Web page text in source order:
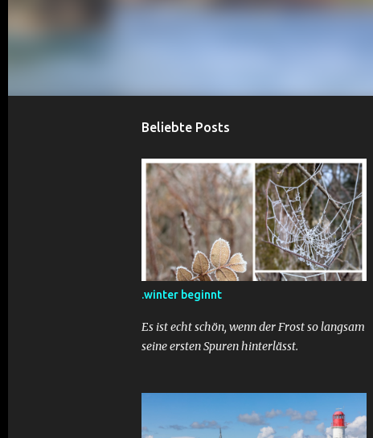
Beliebte Posts
.winter beginnt
Es ist echt schön, wenn der Frost so langsam
seine ersten Spuren hinterlässt.